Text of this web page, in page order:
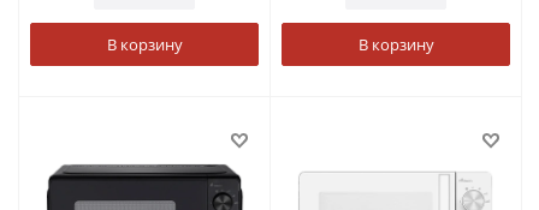
В корзину В корзину